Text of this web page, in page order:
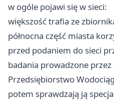
w ogóle pojawi się w sieci:
większość trafia ze
północna część miasta
przed podaniem do sieci
badania prowadzone
Przedsiębiorstwo
potem sprawdzają ją